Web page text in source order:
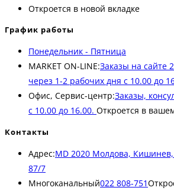
Откроется в новой вкладке
График работы
Понедельник - Пятница
MARKET ON-LINE:Заказы на сайте
через 1-2 рабочих дня с 10.00 до
Офис, Сервис-центр:Заказы,
с 10.00 до 16.00. Откроется в
Контакты
Адрес:MD 2020 Молдова,
87/7
Многоканальный022 808-751